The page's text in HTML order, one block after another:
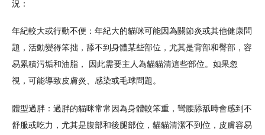
況：
年紀較大或行動不便：年紀大的貓咪可能因為關節炎或其他健康問
題，活動變得笨拙，舔不到身體某些部位，尤其是背部和臀部，容
易累積污垢和油脂， 因此需要主人為貓貓清這些部位。如果忽
視，可能導致皮膚炎、感染或毛球問題。
體型過胖：過胖的貓咪常常因為身體較笨重，彎腰舔舐時會感到不
舒服或吃力，尤其是腹部和後腿部位，貓貓清潔不到位，皮膚容易